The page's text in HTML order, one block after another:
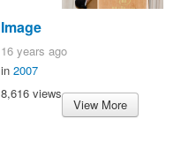
Image
16 years ago
in 2007
8,616 views
View More